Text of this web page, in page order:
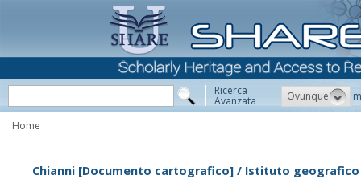
Ricerca
Avanzata Ovunque
Home
Chianni [Documento cartografico] / Istituto